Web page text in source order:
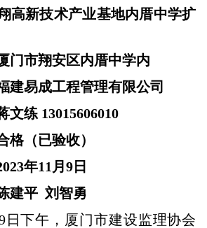
高新技术产业基地内厝中学扩
门市翔安区内厝中学内
建易成工程管理有限公司
文练 13015606010
格（已验收）
年11月9日
建平 刘智勇
日下午，厦门市建设监理协会